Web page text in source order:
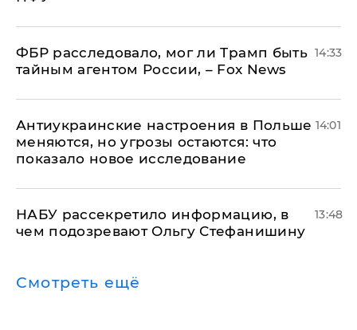
ФБР расследовало, мог ли Трамп быть
тайным агентом России, – Fox News
14:33
Антиукраинские настроения в Польше
меняются, но угрозы остаются: что
показало новое исследование
14:01
НАБУ рассекретило информацию, в
чем подозревают Ольгу Стефанишину
13:48
Смотреть ещё